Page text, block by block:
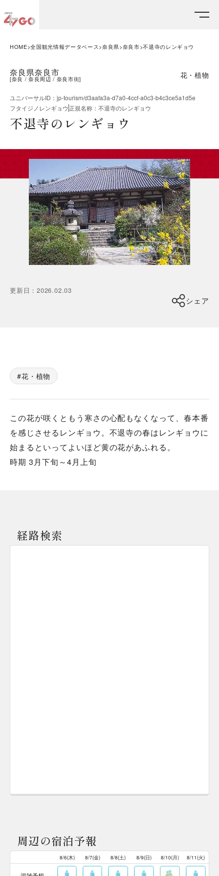
HOME 全国観光情報データベース 奈良県 奈良市 不退寺のレンギョウ
奈良県奈良市
[奈良 奈良周辺 奈良市街] 花・植物
ユニバーサルID ： jp-tourism/d3aafa3a-d7a0-4ccf-a0c3-b4c3ce5a1d5e
フタイジノレンギョウ正規名称 ： 不退寺のレンギョウ
不退寺のレンギョウ
更新日 ：2026.02.03
シェア
花・植物
この花が咲くともう寒さの心配もなくなって、春本番
を感じさせるレンギョウ。不退寺の春はレンギョウに
始まるといってよいほど黄の花があふれる。
時期 3月下旬～4月上旬
経路検索
周辺の宿泊予報
8/6(木) 8/7(金) 8/8(土) 8/9(日) 8/10(月) 8/11(火)